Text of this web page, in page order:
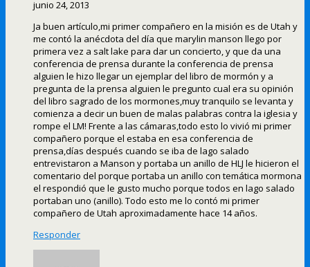
junio 24, 2013
Ja buen artículo,mi primer compañero en la misión es de Utah y
me contó la anécdota del día que marylin manson llego por
primera vez a salt lake para dar un concierto, y que da una
conferencia de prensa durante la conferencia de prensa
alguien le hizo llegar un ejemplar del libro de mormón y a
pregunta de la prensa alguien le pregunto cual era su opinión
del libro sagrado de los mormones,muy tranquilo se levanta y
comienza a decir un buen de malas palabras contra la iglesia y
rompe el LM! Frente a las cámaras,todo esto lo vivió mi primer
compañero porque el estaba en esa conferencia de
prensa,días después cuando se iba de lago salado
entrevistaron a Manson y portaba un anillo de HLJ le hicieron el
comentario del porque portaba un anillo con temática mormona
el respondió que le gusto mucho porque todos en lago salado
portaban uno (anillo). Todo esto me lo contó mi primer
compañero de Utah aproximadamente hace 14 años.
Responder